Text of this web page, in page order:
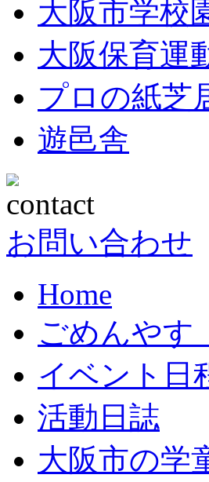
大阪市学校
大阪保育運
プロの紙芝
遊邑舎
お問い合わせ
Home
ごめんや
イベント日
活動日誌
大阪市の学